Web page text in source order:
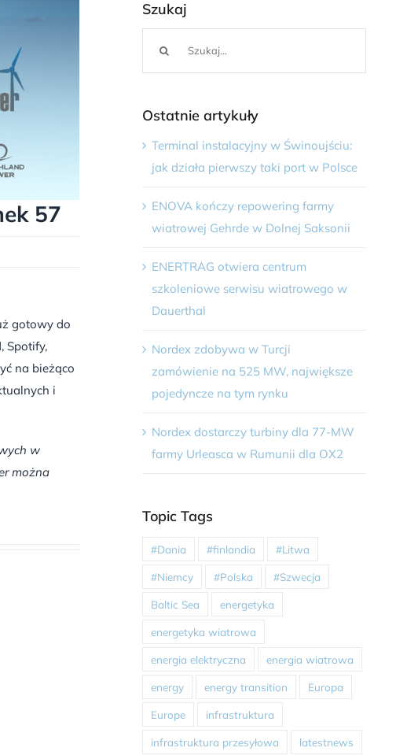
57
gotowy do
Spotify,
na bieżąco
i
w
można
Szukaj
Ostatnie artykuły
Terminal instalacyjny w Świnoujściu:
jak działa pierwszy taki port w Polsce
ENOVA kończy repowering farmy
wiatrowej Gehrde w Dolnej Saksonii
ENERTRAG otwiera centrum
szkoleniowe serwisu wiatrowego w
Dauerthal
Nordex zdobywa w Turcji
zamówienie na 525 MW, największe
pojedyncze na tym rynku
Nordex dostarczy turbiny dla 77-MW
farmy Urleasca w Rumunii dla OX2
Topic Tags
#Dania #finlandia #Litwa
#Niemcy #Polska #Szwecja
Baltic Sea energetyka
energetyka wiatrowa
energia elektryczna energia wiatrowa
energy energy transition Europa
Europe infrastruktura
infrastruktura przesyłowa latestnews